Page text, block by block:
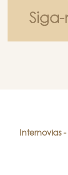
Internovias -